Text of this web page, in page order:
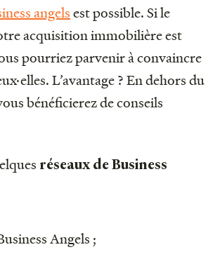
angelsest possible. Si le
acquisition immobilière est
pourriez parvenir à convaincre
L’avantage ? En dehors du
bénéficierez de conseils
réseaux de Business
Angels ;